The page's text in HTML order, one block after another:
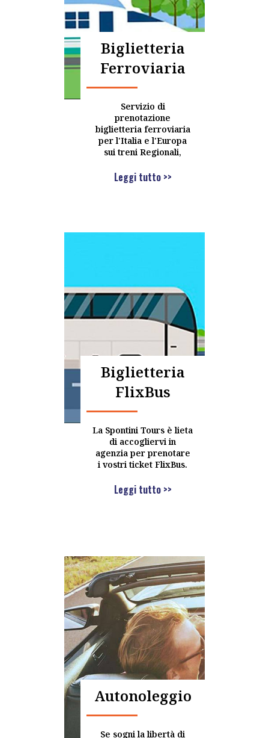
Biglietteria
Ferroviaria
Servizio di
prenotazione
biglietteria ferroviaria
per l'Italia e l'Europa
sui treni Regionali,
Leggi tutto >>
Biglietteria
FlixBus
La Spontini Tours è lieta
di accogliervi in
agenzia per prenotare
i vostri ticket FlixBus.
Leggi tutto >>
Autonoleggio
Se sogni la libertà di